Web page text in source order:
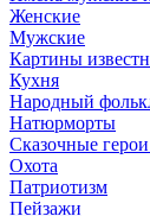
Женские
Мужские
Картины
Кухня
Народный
Натюрморты
Сказочные
Охота
Патриотизм
Пейзажи